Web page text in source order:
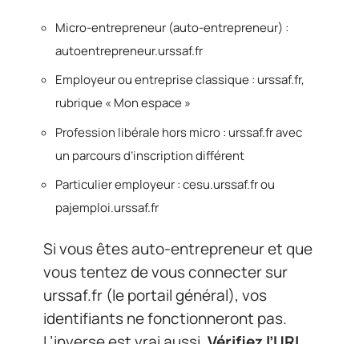
Micro-entrepreneur (auto-entrepreneur) :
autoentrepreneur.urssaf.fr
Employeur ou entreprise classique : urssaf.fr,
rubrique « Mon espace »
Profession libérale hors micro : urssaf.fr avec
un parcours d’inscription différent
Particulier employeur : cesu.urssaf.fr ou
pajemploi.urssaf.fr
Si vous êtes auto-entrepreneur et que
vous tentez de vous connecter sur
urssaf.fr (le portail général), vos
identifiants ne fonctionneront pas.